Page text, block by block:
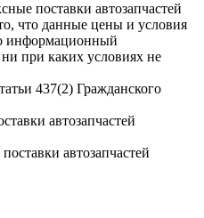
поставки автозапчастей
что данные цены и условия
информационный
при каких условиях не
437(2) Гражданского
автозапчастей